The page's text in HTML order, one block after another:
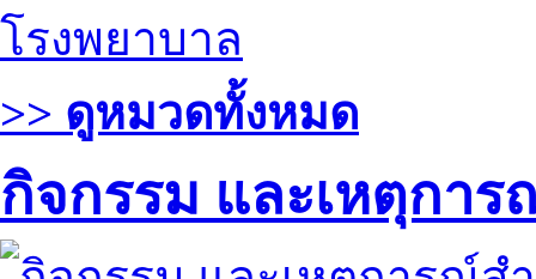
โรงพยาบาล
>> ดูหมวดทั้งหมด
กิจกรรม และเหตุกา